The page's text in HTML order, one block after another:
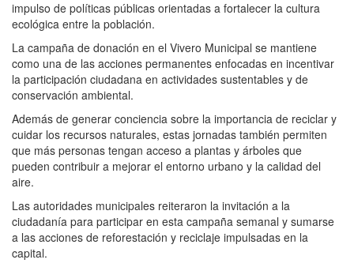
impulso de políticas públicas orientadas a fortalecer la cultura
ecológica entre la población.
La campaña de donación en el Vivero Municipal se mantiene
como una de las acciones permanentes enfocadas en incentivar
la participación ciudadana en actividades sustentables y de
conservación ambiental.
Además de generar conciencia sobre la importancia de reciclar y
cuidar los recursos naturales, estas jornadas también permiten
que más personas tengan acceso a plantas y árboles que
pueden contribuir a mejorar el entorno urbano y la calidad del
aire.
Las autoridades municipales reiteraron la invitación a la
ciudadanía para participar en esta campaña semanal y sumarse
a las acciones de reforestación y reciclaje impulsadas en la
capital.